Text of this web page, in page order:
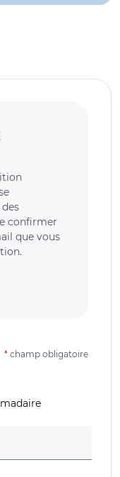
confirmer
que vous
* champ obligatoire